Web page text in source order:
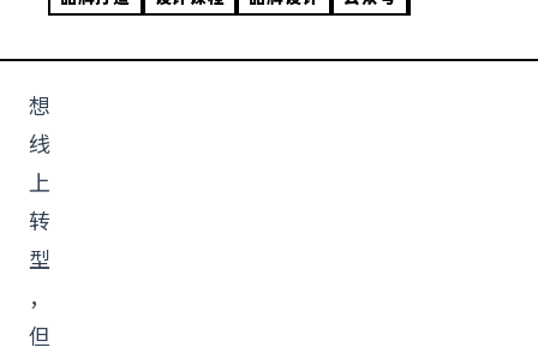
想
线
上
转
型
，
但